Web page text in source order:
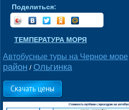
Поделиться:
ТЕМПЕРАТУРА МОРЯ
Автобусные туры на Черное море
район / Ольгинка